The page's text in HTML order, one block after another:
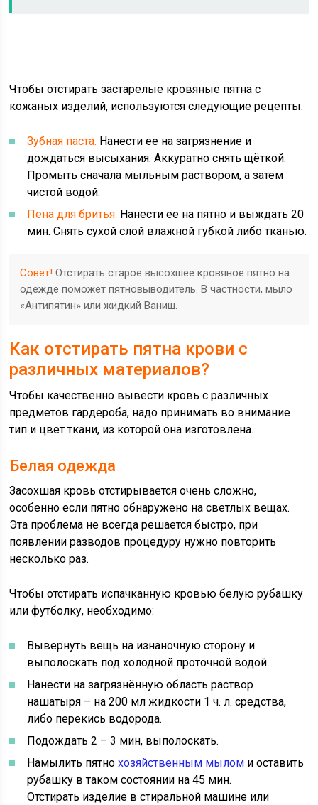
Чтобы отстирать застарелые кровяные пятна с
кожаных изделий, используются следующие рецепты:
Зубная паста. Нанести ее на загрязнение и
дождаться высыхания. Аккуратно снять щёткой.
Промыть сначала мыльным раствором, а затем
чистой водой.
Пена для бритья. Нанести ее на пятно и выждать 20
мин. Снять сухой слой влажной губкой либо тканью.
Совет! Отстирать старое высохшее кровяное пятно на
одежде поможет пятновыводитель. В частности, мыло
«Антипятин» или жидкий Ваниш.
Как отстирать пятна крови с
различных материалов?
Чтобы качественно вывести кровь с различных
предметов гардероба, надо принимать во внимание
тип и цвет ткани, из которой она изготовлена.
Белая одежда
Засохшая кровь отстирывается очень сложно,
особенно если пятно обнаружено на светлых вещах.
Эта проблема не всегда решается быстро, при
появлении разводов процедуру нужно повторить
несколько раз.
Чтобы отстирать испачканную кровью белую рубашку
или футболку, необходимо:
Вывернуть вещь на изнаночную сторону и
выполоскать под холодной проточной водой.
Нанести на загрязнённую область раствор
нашатыря – на 200 мл жидкости 1 ч. л. средства,
либо перекись водорода.
Подождать 2 – 3 мин, выполоскать.
Намылить пятнохозяйственным мылом и оставить
рубашку в таком состоянии на 45 мин.
Отстирать изделие в стиральной машине или